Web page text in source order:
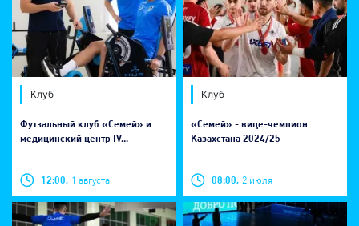
Клуб
Футзальный клуб «Семей» и
медицинский центр IV...
12:00, 1 августа
Клуб
«Семей» - вице-чемпион
Казахстана 2024/25
08:00, 2 июля